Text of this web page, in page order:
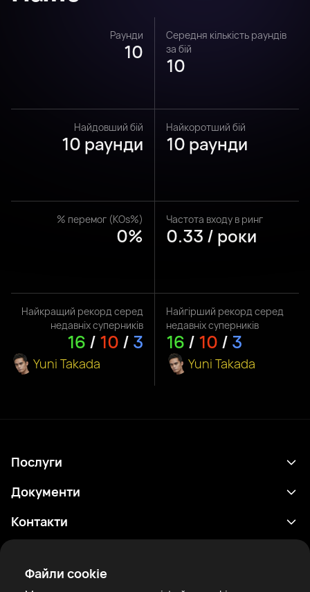
Файли cookie
Раунди
10
Середня кількість раундів
за бій
10
Найдовший бій
10 раунди
Найкоротший бій
10 раунди
% перемог (KOs%)
0%
Частота входу в ринг
0.33 / роки
Найкращий рекорд серед
недавніх суперників
16 / 10 / 3
Yuni Takada
Найгірший рекорд серед
недавніх суперників
16 / 10 / 3
Yuni Takada
Послуги
Розклад
Рейтинги
Документи
Політика конфіденційності
Умови використання
Повідомлення про ризики
Правила спільноти
Контакти